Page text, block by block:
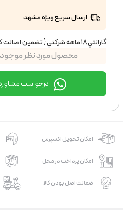
ارسال سریع ویژه مشهد
گارانتي ١٨ ماهه شركتي ( تضمين اصالت كالا ، رجيستر شده )
محصول مورد نظر
درخواست مشاوره
امکان تحویل اکسپرس
امکان پرداخت در محل
ضمانت اصل بودن کالا